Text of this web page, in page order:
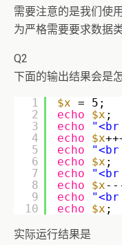
需要注意的是我们使
为严格需要要求数据
Q2
下面的输出结果会是
1
2
3
4
5
6
7
8
9
10
$x = 5;
echo
$x ;
echo
echo
$x
echo
echo
$x ;
echo
echo
$x
echo
echo
$x ;
实际运行结果是